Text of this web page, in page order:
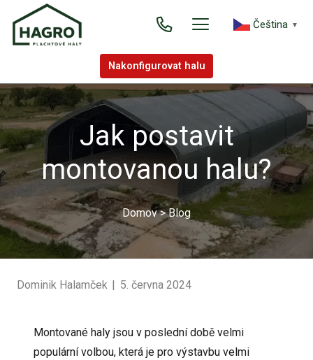
Čeština‎ ▼
Nakonfigurovat halu
Jak postavit
montovanou halu?
Domov>Blog
Dominik Halamček 5. června 2024
Montované haly jsou v poslední době velmi
populární volbou, která je pro výstavbu velmi